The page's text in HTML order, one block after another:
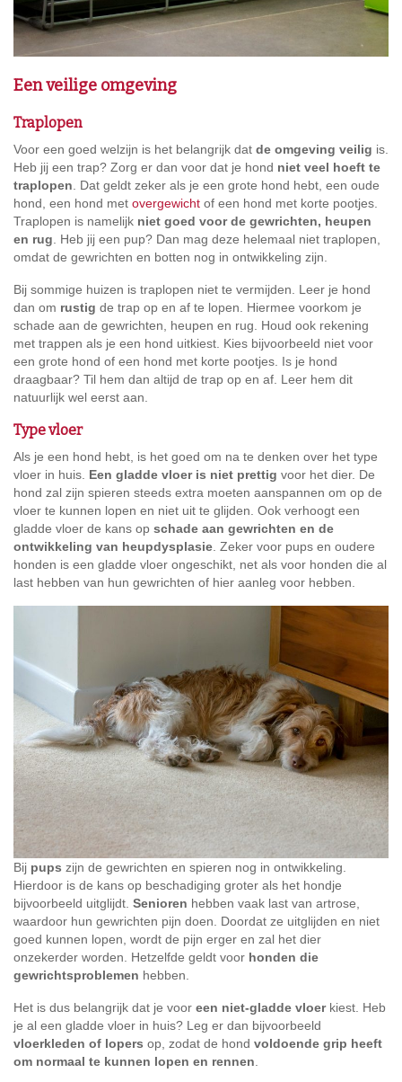
Een veilige omgeving
Traplopen
Voor een goed welzijn is het belangrijk dat de omgeving veilig is.
Heb jij een trap? Zorg er dan voor dat je hond niet veel hoeft te
traplopen . Dat geldt zeker als je een grote hond hebt, een oude
hond, een hond met overgewicht of een hond met korte pootjes.
Traplopen is namelijk niet goed voor de gewrichten, heupen
en rug . Heb jij een pup? Dan mag deze helemaal niet traplopen,
omdat de gewrichten en botten nog in ontwikkeling zijn.
Bij sommige huizen is traplopen niet te vermijden. Leer je hond
dan om rustig de trap op en af te lopen. Hiermee voorkom je
schade aan de gewrichten, heupen en rug. Houd ook rekening
met trappen als je een hond uitkiest. Kies bijvoorbeeld niet voor
een grote hond of een hond met korte pootjes. Is je hond
draagbaar? Til hem dan altijd de trap op en af. Leer hem dit
natuurlijk wel eerst aan.
Type vloer
Als je een hond hebt, is het goed om na te denken over het type
vloer in huis. Een gladde vloer is niet prettig voor het dier. De
hond zal zijn spieren steeds extra moeten aanspannen om op de
vloer te kunnen lopen en niet uit te glijden. Ook verhoogt een
gladde vloer de kans op schade aan gewrichten en de
ontwikkeling van heupdysplasie . Zeker voor pups en oudere
honden is een gladde vloer ongeschikt, net als voor honden die al
last hebben van hun gewrichten of hier aanleg voor hebben.
Bij pups zijn de gewrichten en spieren nog in ontwikkeling.
Hierdoor is de kans op beschadiging groter als het hondje
bijvoorbeeld uitglijdt. Senioren hebben vaak last van artrose,
waardoor hun gewrichten pijn doen. Doordat ze uitglijden en niet
goed kunnen lopen, wordt de pijn erger en zal het dier
onzekerder worden. Hetzelfde geldt voor honden die
gewrichtsproblemen hebben.
Het is dus belangrijk dat je voor een niet-gladde vloerkiest. Heb
je al een gladde vloer in huis? Leg er dan bijvoorbeeld
vloerkleden of lopers op, zodat de hond voldoende grip heeft
om normaal te kunnen lopen en rennen